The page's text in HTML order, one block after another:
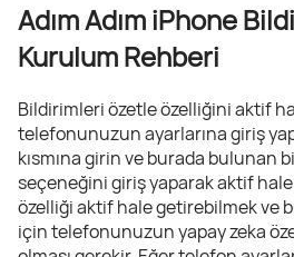
Adım Adım iPhone
Kurulum Rehberi
Bildirimleri özetle özelliğini aktif
telefonunuzun ayarlarına giriş
kısmına girin ve burada bulunan
seçeneğini giriş yaparak aktif
özelliği aktif hale getirebilmek ve
için telefonunuzun yapay zeka